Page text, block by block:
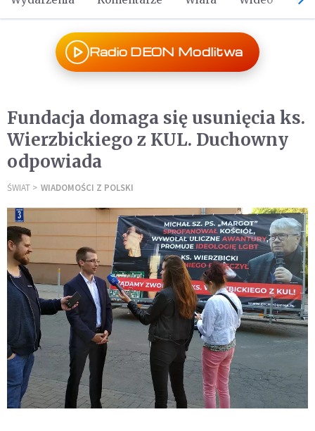
Radio DEON Modlitwa
Fundacja domaga się usunięcia ks.
Wierzbickiego z KUL. Duchowny
odpowiada
ŚWIAT WIADOMOŚCI Z POLSKI